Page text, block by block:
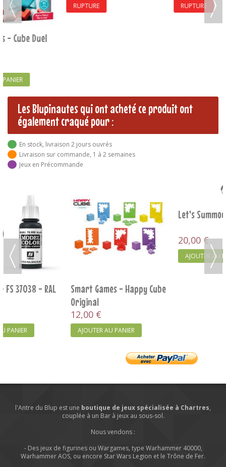
RUPTURE
Les Blupinautes qui ont acheté ce produit ont
également craqué pour :
En stock, livraison 2 jours ouvrés
Livraison sur commande, 1 à 2 semaines
Jeux en Précommande
Let's Summon Demon
20,00 €
AJOUTER AU PANIER
6 qui Prend - Biseau
16,00 €
AJOUTER AU PANIER
l'Antre du Blup est une boutique de jeux spécialisée à Chartres,
couplée à un Bar à jeux au sous-sol.
Nous vendons :
- Des jeux de figurines ou Wargames, type Warhammer 40000,
Warhammer AOS, ou encore Star Wars Legion et le Trône de Fer.